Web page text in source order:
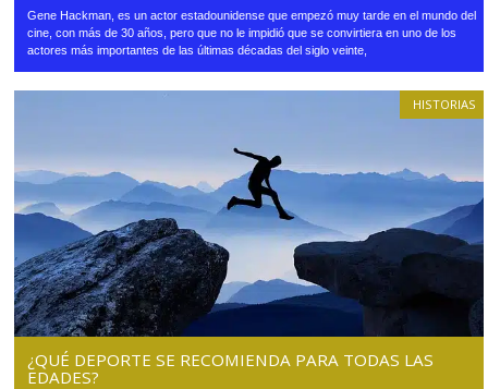
Gene Hackman, es un actor estadounidense que empezó muy tarde en el mundo del
cine, con más de 30 años, pero que no le impidió que se convirtiera en uno de los
actores más importantes de las últimas décadas del siglo veinte,
HISTORIAS
¿QUÉ DEPORTE SE RECOMIENDA PARA TODAS LAS
EDADES?